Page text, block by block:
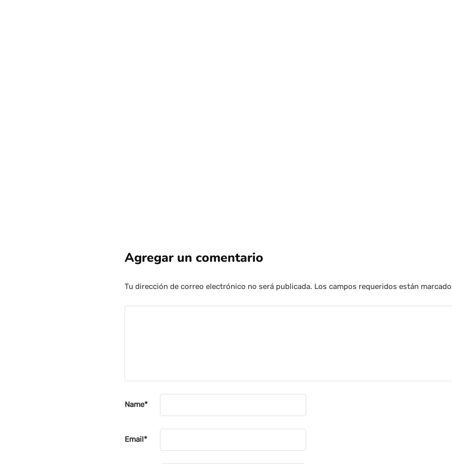
Agregar un comentario
Tu dirección de correo electrónico no será publicada. Los campos requeridos están
Name*
Email*